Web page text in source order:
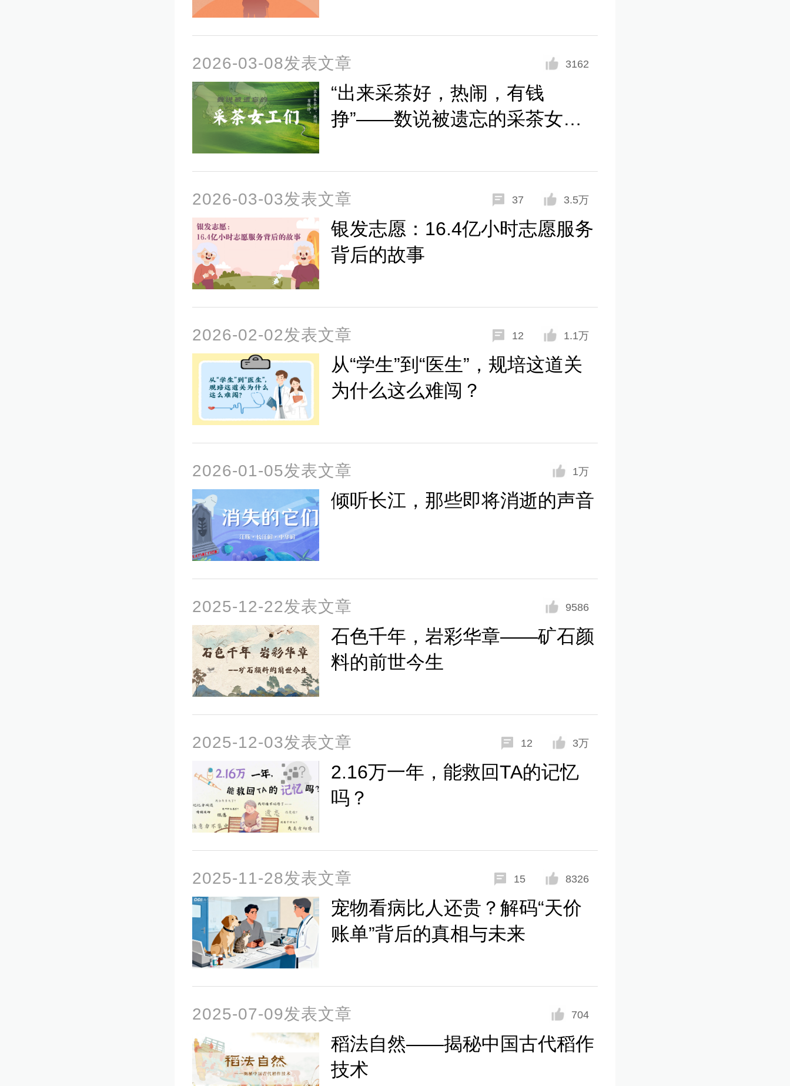
2026-03-08发表文章 3162
“出来采茶好，热闹，有钱
挣”——数说被遗忘的采茶女工
2026-03-03发表文章 37 3.5万
银发志愿：16.4亿小时志愿服务
背后的故事
2026-02-02发表文章 12 1.1万
从“学生”到“医生”，规培这道关
为什么这么难闯？
2026-01-05发表文章 1万
倾听长江，那些即将消逝的声音
2025-12-22发表文章 9586
石色千年，岩彩华章——矿石颜
料的前世今生
2025-12-03发表文章 12 3万
2.16万一年，能救回TA的记忆
吗？
2025-11-28发表文章 15 8326
宠物看病比人还贵？解码“天价
账单”背后的真相与未来
2025-07-09发表文章 704
稻法自然——揭秘中国古代稻作
技术